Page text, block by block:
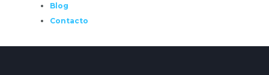
Blog
Contacto